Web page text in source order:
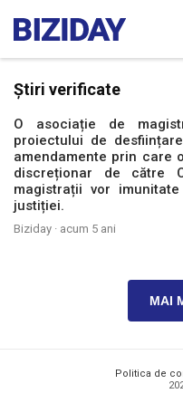
Știri verificate
O asociație de
proiectului de
amendamente prin care
discreționar de către
magistrații vor
justiției.
Biziday · acum 5 ani
MAI
Politica de